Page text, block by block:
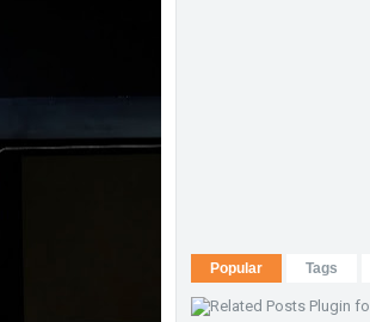
Popular Tags